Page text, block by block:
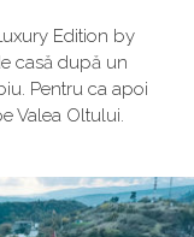
Edition by
casă după un
Pentru ca apoi
Valea Oltului.